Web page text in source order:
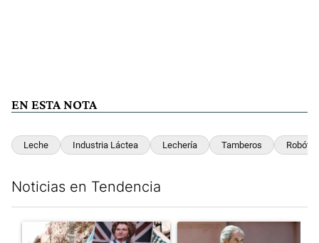
EN ESTA NOTA
Leche Industria Láctea Lechería Tamberos
Noticias en Tendencia
Un artículo de tendencia con el título "El Gobierno perdió la
Un artículo de tendencia con